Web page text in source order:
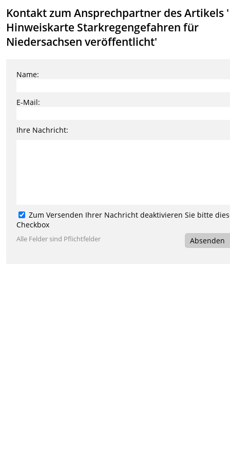
Kontakt zum Ansprechpartner des Artikels '
Hinweiskarte Starkregengefahren für
Niedersachsen veröffentlicht'
Name:
E-Mail:
Ihre Nachricht:
Zum Versenden Ihrer Nachricht deaktivieren Sie bitte
Checkbox
Alle Felder sind Pflichtfelder Absenden